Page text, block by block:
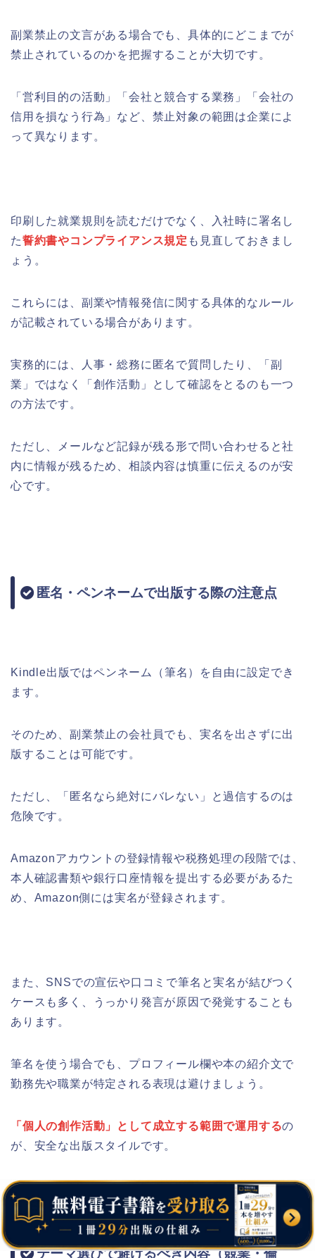
副業禁止の文言がある場合でも、具体的にどこまでが
禁止されているのかを把握することが大切です。
「営利目的の活動」「会社と競合する業務」「会社の
信用を損なう行為」など、禁止対象の範囲は企業によ
って異なります。
印刷した就業規則を読むだけでなく、入社時に署名し
た誓約書やコンプライアンス規定 も見直しておきまし
ょう。
これらには、副業や情報発信に関する具体的なルール
が記載されている場合があります。
実務的には、人事・総務に匿名で質問したり、「副
業」ではなく「創作活動」として確認をとるのも一つ
の方法です。
ただし、メールなど記録が残る形で問い合わせると社
内に情報が残るため、相談内容は慎重に伝えるのが安
心です。
匿名・ペンネームで出版する際の注意点
Kindle出版ではペンネーム（筆名）を自由に設定でき
ます。
そのため、副業禁止の会社員でも、実名を出さずに出
版することは可能です。
ただし、「匿名なら絶対にバレない」と過信するのは
危険です。
Amazonアカウントの登録情報や税務処理の段階では、
本人確認書類や銀行口座情報を提出する必要があるた
め、Amazon側には実名が登録されます。
また、SNSでの宣伝や口コミで筆名と実名が結びつく
ケースも多く、うっかり発言が原因で発覚することも
あります。
筆名を使う場合でも、プロフィール欄や本の紹介文で
勤務先や職業が特定される表現は避けましょう。
「個人の創作活動」として成立する範囲で運用するの
が、安全な出版スタイルです。
テーマ選びで避けるべき内容（競業・倫